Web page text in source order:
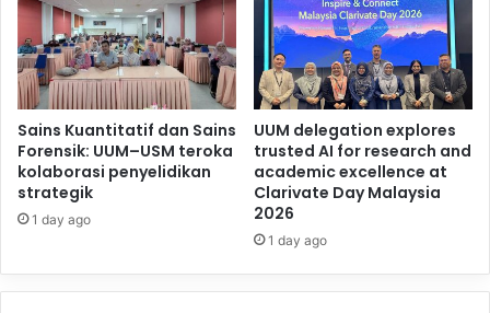
Sains Kuantitatif dan Sains
Forensik: UUM–USM teroka
kolaborasi penyelidikan
strategik
1 day ago
UUM delegation explores
trusted AI for research and
academic excellence at
Clarivate Day Malaysia
2026
1 day ago